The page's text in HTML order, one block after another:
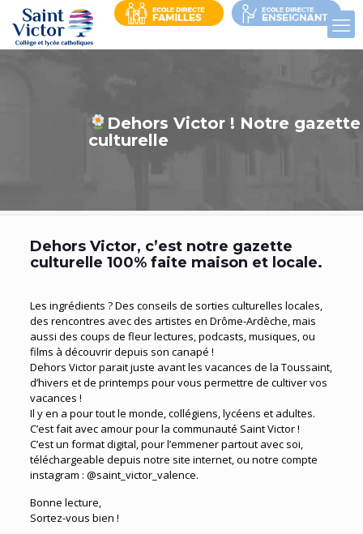
Dehors Victor ! Notre gazette
culturelle
Dehors Victor, c’est notre gazette
culturelle 100% faite maison et locale.
Les ingrédients ? Des conseils de sorties culturelles locales,
des rencontres avec des artistes en Drôme-Ardèche, mais
aussi des coups de fleur lectures, podcasts, musiques, ou
films à découvrir depuis son canapé !
Dehors Victor parait juste avant les vacances de la Toussaint,
d’hivers et de printemps pour vous permettre de cultiver vos
vacances !
Il y en a pour tout le monde, collégiens, lycéens et adultes.
C’est fait avec amour pour la communauté Saint Victor !
C’est un format digital, pour l’emmener partout avec soi,
téléchargeable depuis notre site internet, ou notre compte
instagram : @saint_victor_valence.
Bonne lecture,
Sortez-vous bien !